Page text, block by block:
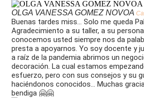
OLGA VANESSA GOMEZ NOVOA
Buenas tardes miss... Solo me queda
Agradecimiento a su taller, a su
conocemos usted siempre nos da
presta a apoyarnos. Yo soy docente y
a raíz de la pandemia abrimos un
decoración. La cual estamos
esfuerzo, pero con sus consejos y su
haciéndonos conocidos... Muchas
bendiga 🤗🤗